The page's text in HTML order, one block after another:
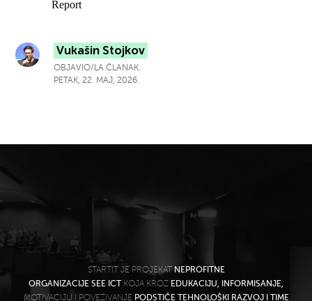
Vukašin Stojkov
OBJAVIO/LA ČLANAK.
PETAK, 22. MAJ, 2026.
STARTIT JE PROJEKAT NEPROFITNE
ORGANIZACIJE SEE ICTKOJA KROZ EDUKACIJU, INFORMISANJE,
MOTIVACIJU I POVEZIVANJE PODSTIČE TEHNOLOŠKI RAZVOJ I TIME